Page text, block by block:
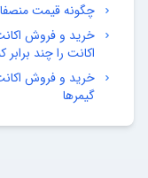
چگونه قیمت
خرید و فروش
اکانت را چند برابر
خرید و فروش
گیمرها